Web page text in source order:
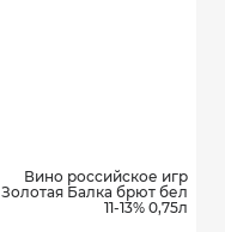
Вино российское игр
Золотая Балка брют бел
11-13% 0,75л